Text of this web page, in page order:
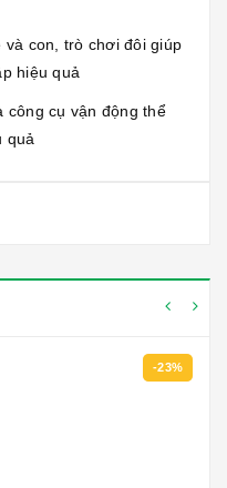
con, trò chơi đôi giúp
hiệu quả
công cụ vận động thể
quả
-23%